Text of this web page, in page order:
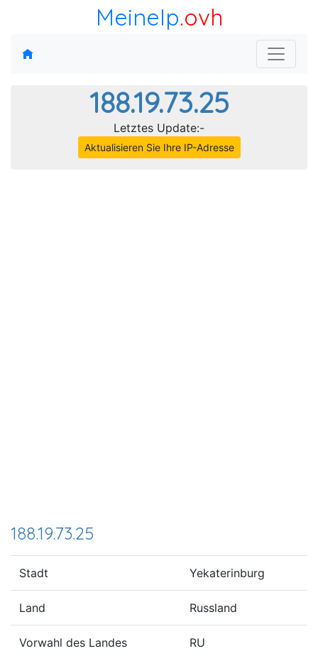
MeineIp.ovh
188.19.73.25
Letztes Update:-
Aktualisieren Sie Ihre IP-Adresse
188.19.73.25
Stadt Yekaterinburg
Land Russland
Vorwahl des Landes RU